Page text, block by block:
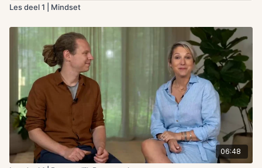
Les deel 1 | Mindset
06:48